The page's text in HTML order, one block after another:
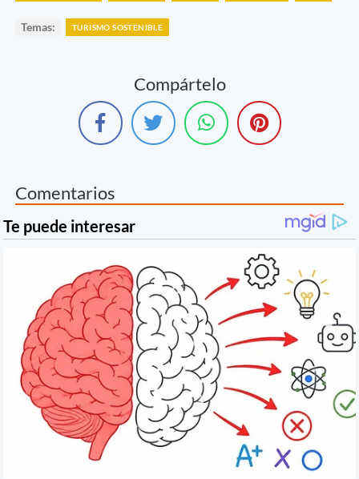
Temas: TURISMO SOSTENIBLE
Compártelo
Comentarios